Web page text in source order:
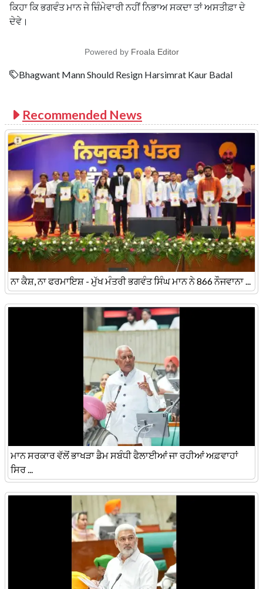
ਕਿਹਾ ਕਿ ਭਗਵੰਤ ਮਾਨ ਜੇ ਜ਼ਿੰਮੇਵਾਰੀ ਨਹੀਂ ਨਿਭਾਅ ਸਕਦਾ ਤਾਂ ਅਸਤੀਫ਼ਾ ਦੇ
ਦੇਵੇ।
Powered by Froala Editor
Bhagwant Mann Should Resign Harsimrat Kaur Badal
Recommended News
ਨਾ ਕੈਸ਼, ਨਾ ਫਰਮਾਇਸ਼ - ਮੁੱਖ ਮੰਤਰੀ ਭਗਵੰਤ ਸਿੰਘ ਮਾਨ ਨੇ 866 ਨੌਜਵਾਨਾ ...
ਮਾਨ ਸਰਕਾਰ ਵੱਲੋਂ ਭਾਖੜਾ ਡੈਮ ਸਬੰਧੀ ਫੈਲਾਈਆਂ ਜਾ ਰਹੀਆਂ ਅਫ਼ਵਾਹਾਂ
ਸਿਰ ...